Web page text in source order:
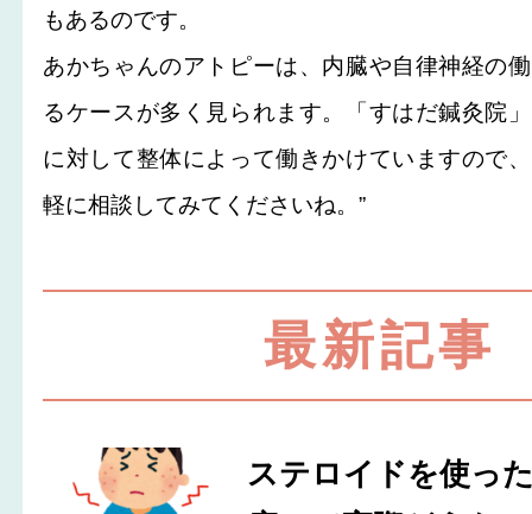
もあるのです。
あかちゃんのアトピーは、内臓や自律神経の
るケースが多く見られます。「すはだ鍼灸院
に対して整体によって働きかけていますので
軽に相談してみてくださいね。”
最新記事
ステロイドを使っ